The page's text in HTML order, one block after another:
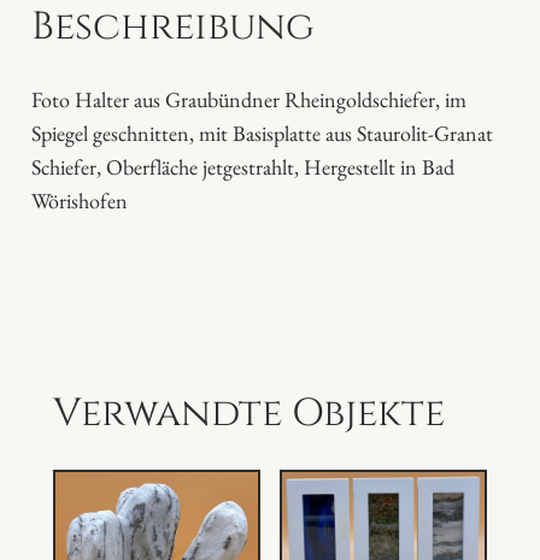
s
h
i
e
f
Beschreibung
Foto Halter aus Graubündner Rheingoldschiefer, im
Spiegel geschnitten, mit Basisplatte aus Staurolit-Granat
Schiefer, Oberfläche jetgestrahlt, Hergestellt in Bad
Wörishofen
Verwandte Objekte